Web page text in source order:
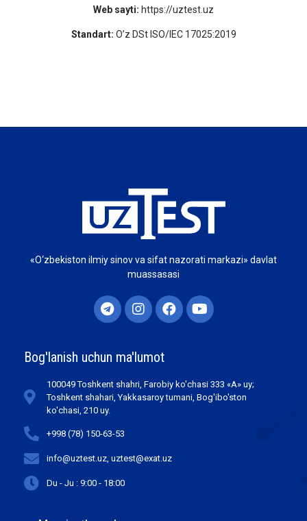
Web sayti: https://uztest.uz
Standart: O’z DSt ISO/IEC 17025:2019
«O‘zbekiston ilmiy sinov va sifat nazorati markazi» davlat
muassasasi
Bog'lanish uchun ma'lumot
100049 Toshkent shahri, Farobiy ko'chasi 333 «А» uy;
Toshkent shahari, Yakkasaroy tumani, Bog'ibo'ston
ko'chasi, 210 uy.
+998 (78) 150-63-53
info@uztest.uz, uztest@exat.uz
Du - Ju : 9:00 - 18:00